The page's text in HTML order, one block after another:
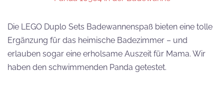
Die LEGO Duplo Sets Badewannenspaß bieten eine tolle
Ergänzung für das heimische Badezimmer – und
erlauben sogar eine erholsame Auszeit für Mama. Wir
haben den schwimmenden Panda getestet.